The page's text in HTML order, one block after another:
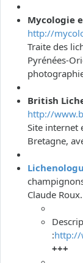
Mycologie
http://
Traite des
Pyrénées-
British
http://
Site internet
Bretagne,
Claude
:http://
+++